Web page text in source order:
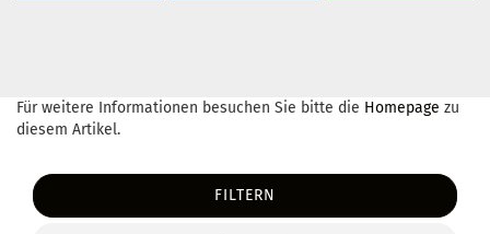
Für weitere Informationen besuchen Sie bitte die Homepage zu
diesem Artikel.
FILTERN